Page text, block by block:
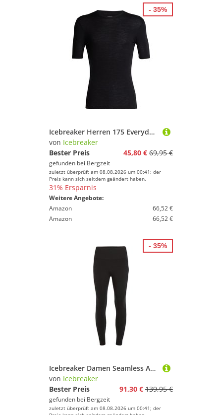
Icebreaker Herren 175 Everyday T-Shirt
von Icebreaker
Bester Preis
45,80 € 69,95 €
gefunden bei Bergzeit
zuletzt überprüft am 08.08.2026 um 00:41; der
Preis kann sich seitdem geändert haben.
31% Ersparnis
Weitere Angebote:
Amazon
66,52 €
Amazon
66,52 €
- 35%
Icebreaker Damen Seamless Active 25" Tights
von Icebreaker
Bester Preis
91,30 € 139,95 €
gefunden bei Bergzeit
zuletzt überprüft am 08.08.2026 um 00:41; der
- 35%